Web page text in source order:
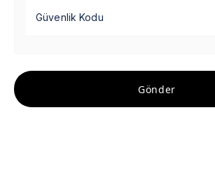
Güvenlik Kodu
Gönder